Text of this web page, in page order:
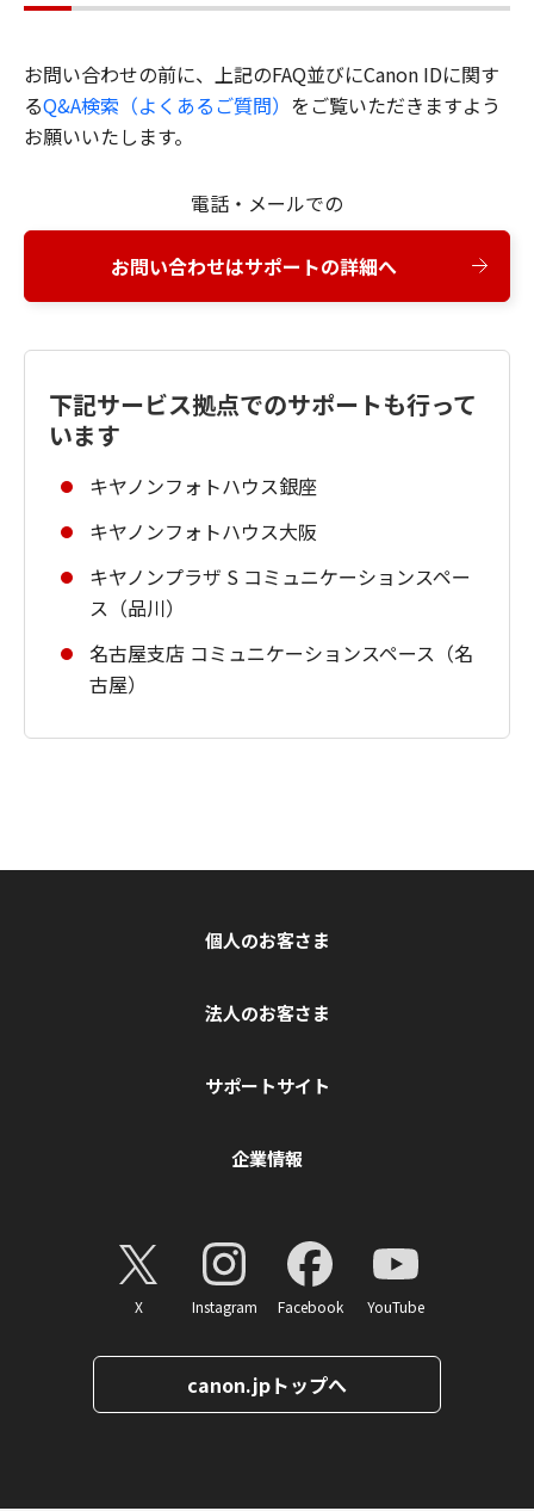
お問い合わせの前に、上記のFAQ並びにCanon IDに関す
るQ&A検索（よくあるご質問） をご覧いただきますよう
お願いいたします。
電話・メールでの
お問い合わせはサポートの詳細へ
下記サービス拠点でのサポートも行って
います
キヤノンフォトハウス銀座
キヤノンフォトハウス大阪
キヤノンプラザ S コミュニケーションスペー
ス（品川）
名古屋支店 コミュニケーションスペース（名
古屋）
個人のお客さま
法人のお客さま
サポートサイト
企業情報
X Instagram Facebook YouTube
canon.jpトップへ